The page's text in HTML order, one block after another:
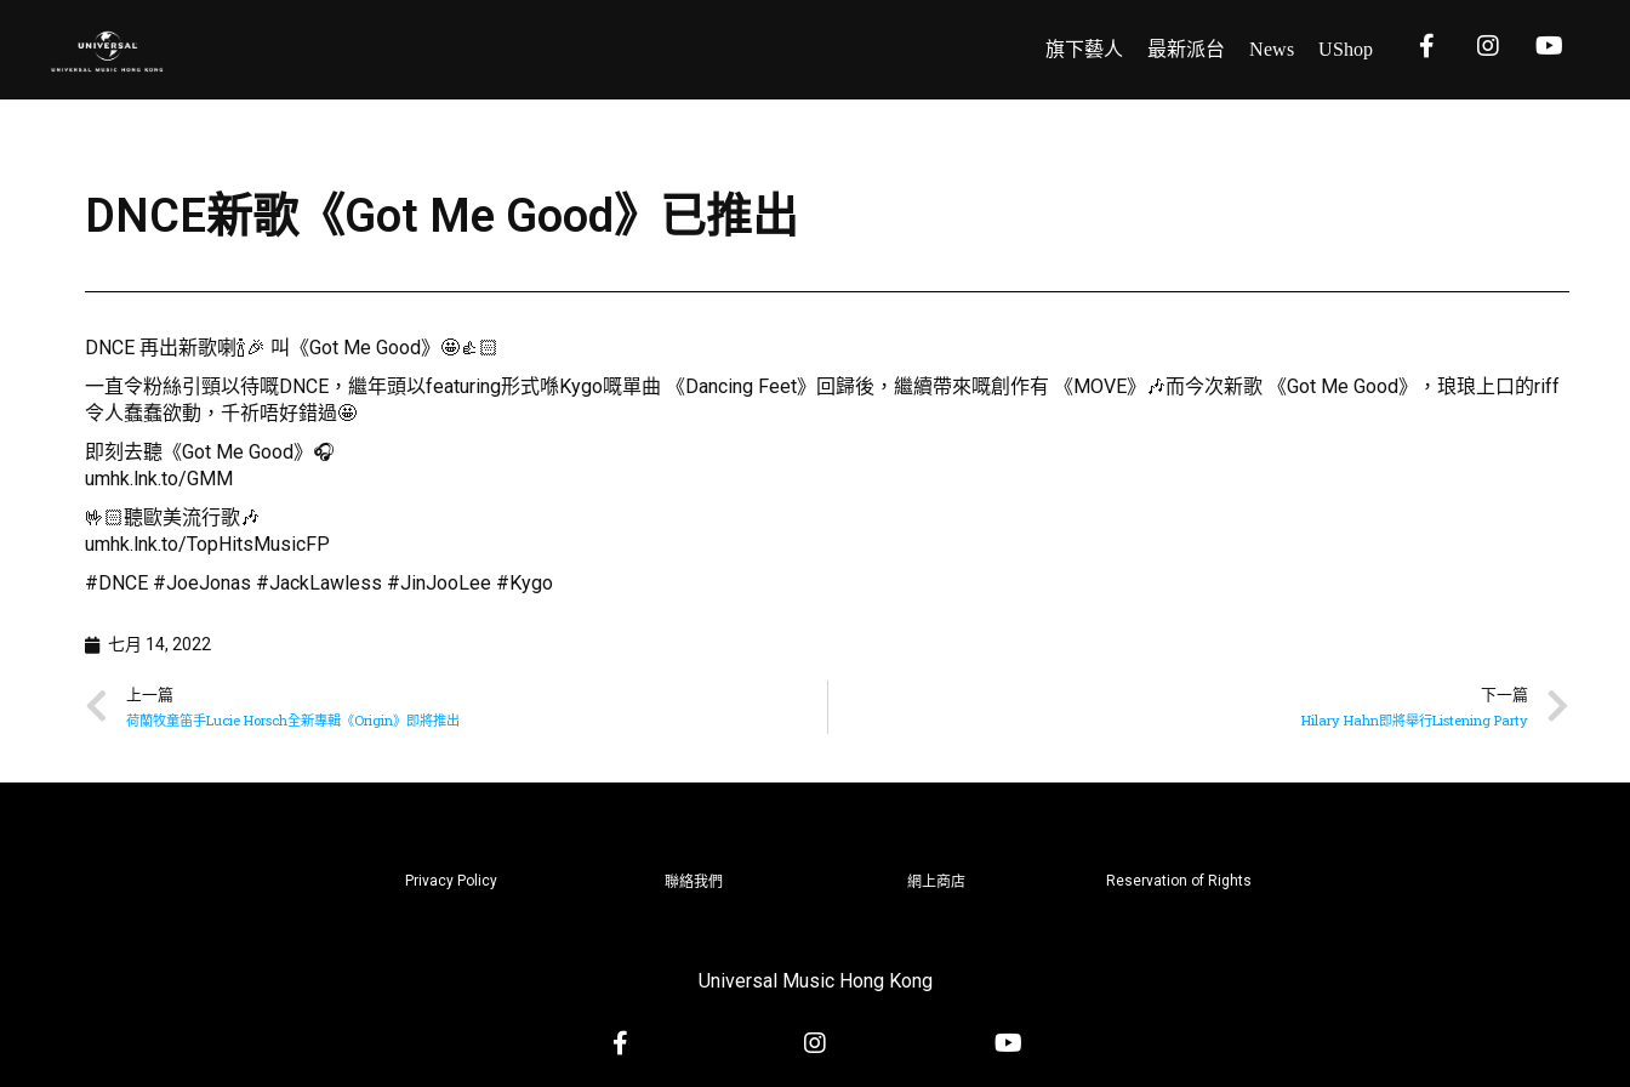
旗下藝人 最新派台 News UShop
DNCE新歌《Got Me Good》已推出
DNCE 再出新歌喇🍾🎉 叫《Got Me Good》🤩👍🏻
一直令粉絲引頸以待嘅DNCE，繼年頭以featuring形式喺Kygo嘅單曲 《Dancing Feet》回歸後，繼續帶來嘅創作有 《MOVE》🎶而今次新歌 《Got Me Good》，琅琅上口的riff
令人蠢蠢欲動，千祈唔好錯過🤩
即刻去聽《Got Me Good》🎧
umhk.lnk.to/GMM
🤟🏻聽歐美流行歌🎶
umhk.lnk.to/TopHitsMusicFP
#DNCE #JoeJonas #JackLawless #JinJooLee #Kygo
七月 14, 2022
上一篇
荷蘭牧童笛手Lucie Horsch全新專輯《Origin》即將推出
下一篇
Hilary Hahn即將舉行Listening Party
Privacy Policy 聯絡我們 網上商店 Reservation of Rights
Universal Music Hong Kong